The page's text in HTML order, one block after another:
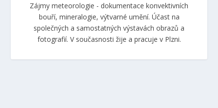
Zájmy meteorologie - dokumentace konvektivních
bouří, mineralogie, výtvarné umění. Účast na
společných a samostatných výstavách obrazů a
fotografií. V současnosti žije a pracuje v Plzni.